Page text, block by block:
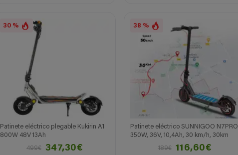
30 %
Patinete eléctrico plegable Kukirin A1
800W 48V 13Ah
499€
347,30€
38 %
Patinete eléctrico SUNNIGOO N7PRO
350W, 36V, 10,4Ah, 30 km/h, 30km
189€
116,60€